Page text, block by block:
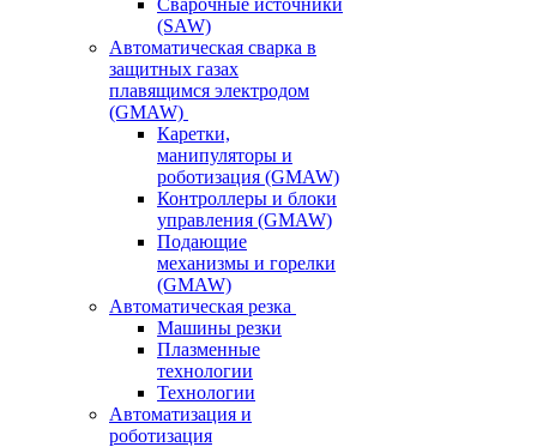
Сварочные источники
(SAW)
Автоматическая сварка в
защитных газах
плавящимся электродом
(GMAW)
Каретки,
манипуляторы и
роботизация (GMAW)
Контроллеры и блоки
управления (GMAW)
Подающие
механизмы и горелки
(GMAW)
Автоматическая резка
Машины резки
Плазменные
технологии
Технологии
Автоматизация и
роботизация